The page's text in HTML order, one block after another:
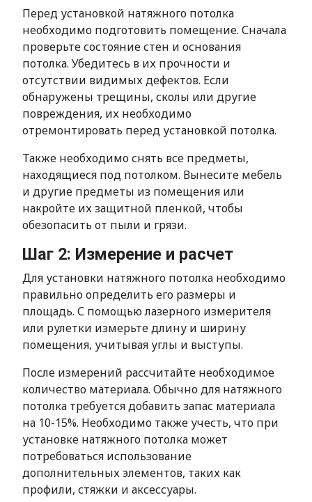
Перед установкой натяжного потолка
необходимо подготовить помещение. Сначала
проверьте состояние стен и основания
потолка. Убедитесь в их прочности и
отсутствии видимых дефектов. Если
обнаружены трещины, сколы или другие
повреждения, их необходимо
отремонтировать перед установкой потолка.
Также необходимо снять все предметы,
находящиеся под потолком. Вынесите мебель
и другие предметы из помещения или
накройте их защитной пленкой, чтобы
обезопасить от пыли и грязи.
Шаг 2: Измерение и расчет
Для установки натяжного потолка необходимо
правильно определить его размеры и
площадь. С помощью лазерного измерителя
или рулетки измерьте длину и ширину
помещения, учитывая углы и выступы.
После измерений рассчитайте необходимое
количество материала. Обычно для натяжного
потолка требуется добавить запас материала
на 10-15%. Необходимо также учесть, что при
установке натяжного потолка может
потребоваться использование
дополнительных элементов, таких как
профили, стяжки и аксессуары.